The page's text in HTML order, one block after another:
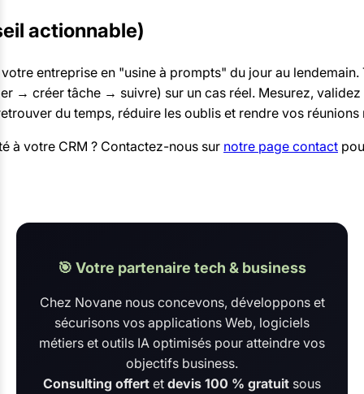
actionnable)
entreprise en "usine à prompts" du jour au
→ créer tâche → suivre) sur un cas réel. Mesurez, validez
du temps, réduire les oublis et rendre vos
à votre CRM ? Contactez-nous sur notre page contact
🎯 Votre partenaire tech & business
Chez Novane nous concevons, développons et
sécurisons vos applications Web, logiciels
métiers et outils IA optimisés pour atteindre vos
objectifs business.
Consulting offert et devis 100 % gratuit sous